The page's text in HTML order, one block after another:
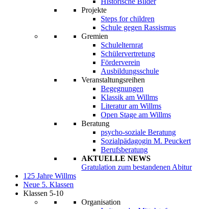
Projekte
Steps for children
Schule gegen Rassismus
Gremien
Schulelternrat
Schülervertretung
Förderverein
Ausbildungsschule
Veranstaltungsreihen
Begegnungen
Klassik am Willms
Literatur am Willms
Open Stage am Willms
Beratung
psycho-soziale Beratung
Sozialpädagogin M. Peuckert
Berufsberatung
AKTUELLE NEWS
Gratulation zum bestandenen Abitur
125 Jahre Willms
Neue 5. Klassen
Klassen 5-10
Organisation